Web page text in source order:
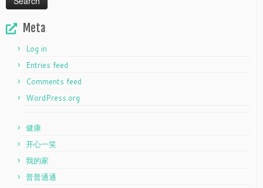
Meta
Log in
Entries feed
Comments feed
WordPress.org
健康
开心一笑
我的家
普普通通